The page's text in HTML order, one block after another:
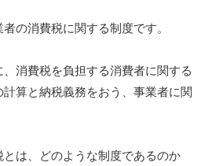
の消費税に関する制度です。
消費税を負担する消費者に関する
算と納税義務をおう、事業者に関
は、どのような制度であるのか